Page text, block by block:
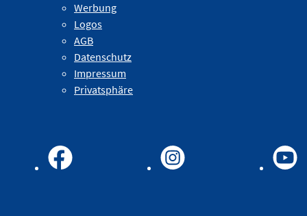
Werbung
Logos
AGB
Datenschutz
Impressum
Privatsphäre